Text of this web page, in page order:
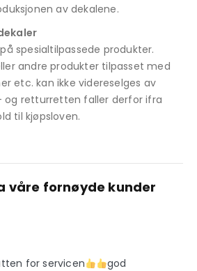
av dekalene.
spesialtilpassede produkter.
andre produkter tilpasset med
etc. kan ikke videreselges av
og retturretten faller derfor ifra
til kjøpsloven.
våre fornøyde kunder
for servicen
god